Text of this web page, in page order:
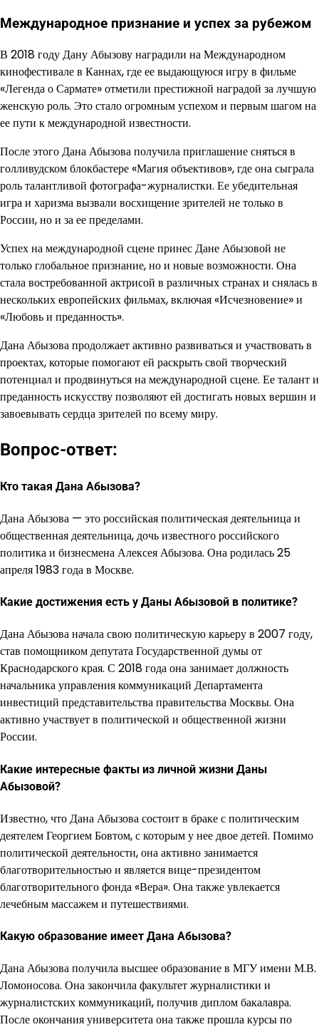
Международное признание и успех за рубежом
В 2018 году Дану Абызову наградили на Международном
кинофестивале в Каннах, где ее выдающуюся игру в фильме
«Легенда о Сармате» отметили престижной наградой за лучшую
женскую роль. Это стало огромным успехом и первым шагом на
ее пути к международной известности.
После этого Дана Абызова получила приглашение сняться в
голливудском блокбастере «Магия объективов», где она сыграла
роль талантливой фотографа-журналистки. Ее убедительная
игра и харизма вызвали восхищение зрителей не только в
России, но и за ее пределами.
Успех на международной сцене принес Дане Абызовой не
только глобальное признание, но и новые возможности. Она
стала востребованной актрисой в различных странах и снялась в
нескольких европейских фильмах, включая «Исчезновение» и
«Любовь и преданность».
Дана Абызова продолжает активно развиваться и участвовать в
проектах, которые помогают ей раскрыть свой творческий
потенциал и продвинуться на международной сцене. Ее талант и
преданность искусству позволяют ей достигать новых вершин и
завоевывать сердца зрителей по всему миру.
Вопрос-ответ:
Кто такая Дана Абызова?
Дана Абызова — это российская политическая деятельница и
общественная деятельница, дочь известного российского
политика и бизнесмена Алексея Абызова. Она родилась 25
апреля 1983 года в Москве.
Какие достижения есть у Даны Абызовой в политике?
Дана Абызова начала свою политическую карьеру в 2007 году,
став помощником депутата Государственной думы от
Краснодарского края. С 2018 года она занимает должность
начальника управления коммуникаций Департамента
инвестиций представительства правительства Москвы. Она
активно участвует в политической и общественной жизни
России.
Какие интересные факты из личной жизни Даны
Абызовой?
Известно, что Дана Абызова состоит в браке с политическим
деятелем Георгием Бовтом, с которым у нее двое детей. Помимо
политической деятельности, она активно занимается
благотворительностью и является вице-президентом
благотворительного фонда «Вера». Она также увлекается
лечебным массажем и путешествиями.
Какую образование имеет Дана Абызова?
Дана Абызова получила высшее образование в МГУ имени М.В.
Ломоносова. Она закончила факультет журналистики и
журналистских коммуникаций, получив диплом бакалавра.
После окончания университета она также прошла курсы по